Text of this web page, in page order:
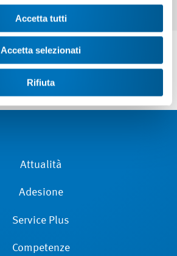
Accetta tutti
Accetta selezionati
Rifiuta
Attualità
Adesione
Service Plus
Competenze